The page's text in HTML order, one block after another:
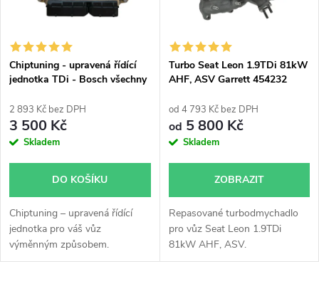
í
p
r
o
u
k
s
p
r
o
d
u
k
Chiptuning - upravená řídící
jednotka TDi - Bosch všechny
2 893 Kč bez DPH
3 500 Kč
Skladem
DO KOŠÍKU
Chiptuning – upravená řídící
jednotka pro váš vůz
výměnným způsobem.
Turbo Seat Leon 1.9TDi 81kW
AHF, ASV Garrett 454232
od 4 793 Kč bez DPH
od 5 800 Kč
Skladem
ZOBRAZIT
Repasované turbodmychadlo
pro vůz Seat Leon 1.9TDi
81kW AHF, ASV.